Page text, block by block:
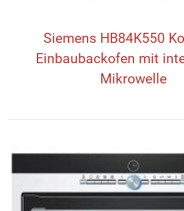
Siemens HB84K550
Einbaubackofen mit
Mikrowelle